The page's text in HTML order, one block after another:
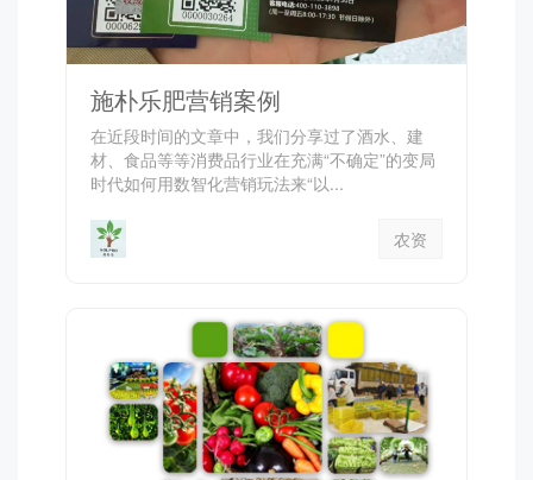
施朴乐肥营销案例
在近段时间的文章中，我们分享过了酒水、建
材、食品等等消费品行业在充满“不确定”的变局
时代如何用数智化营销玩法来“以...
农资